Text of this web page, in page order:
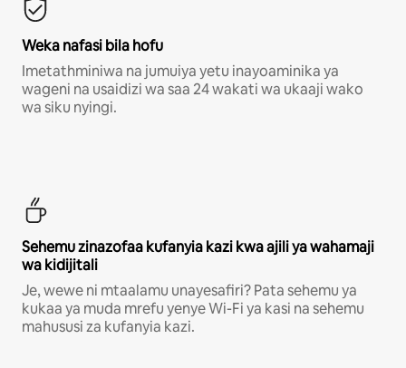
Weka nafasi bila hofu
Imetathminiwa na jumuiya yetu inayoaminika ya
wageni na usaidizi wa saa 24 wakati wa ukaaji wako
wa siku nyingi.
Sehemu zinazofaa kufanyia kazi kwa ajili ya wahamaji
wa kidijitali
Je, wewe ni mtaalamu unayesafiri? Pata sehemu ya
kukaa ya muda mrefu yenye Wi-Fi ya kasi na sehemu
mahususi za kufanyia kazi.